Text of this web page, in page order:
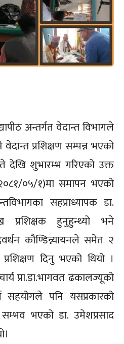
अन्तर्गत वेदान्त विभागले
प्रशिक्षण सम्पन्न भएको
देखि शुभारम्भ गरिएको उक्त
०५/१)मा समापन भएको
सहप्राध्यापक डा.
प्रशिक्षक हुनुहुन्थ्यो भने
कौण्डिन्न्यायनले समेत २
दिनु भएको थियो ।
प्रा.डा.भागवत ढकालज्यूको
सहयोगले पनि यसप्रकारको
भएको डा. उमेशप्रसाद